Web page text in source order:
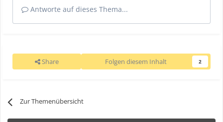
Antworte auf dieses Thema...
Share Folgen diesem Inhalt 2
Zur Themenübersicht